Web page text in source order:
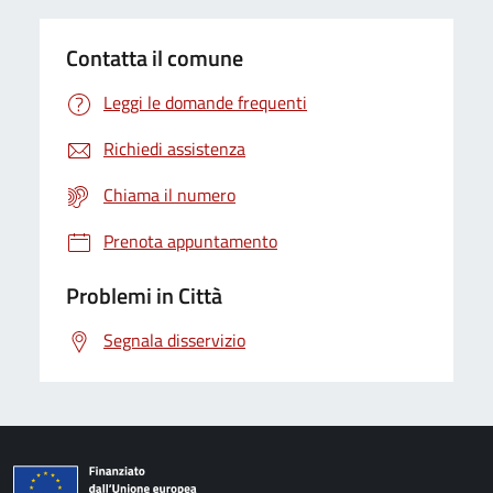
Contatta il comune
Leggi le domande frequenti
Richiedi assistenza
Chiama il numero
Prenota appuntamento
Problemi in Città
Segnala disservizio